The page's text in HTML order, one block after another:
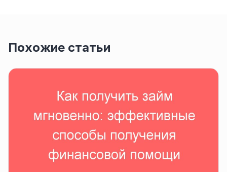
Похожие статьи